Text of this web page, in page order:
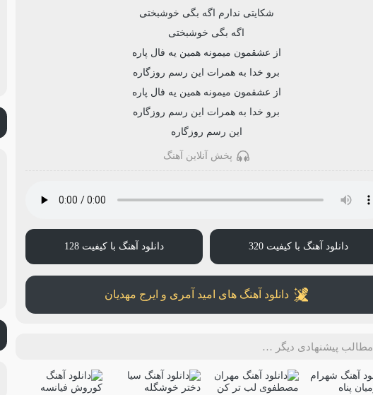
شکایتی ندارم اگه بگی خوشبختی
اگه بگی خوشبختی
از عشقمون میمونه همین یه فال پاره
برو خدا به همرات این رسم روزگاره
از عشقمون میمونه همین یه فال پاره
برو خدا به همرات این رسم روزگاره
این رسم روزگاره
پخش آنلاین آهنگ
دانلود آهنگ با کیفیت 320 دانلود آهنگ با کیفیت 128
دانلود آهنگ های امید آمری و ایرج مهدیان
مطالب پیشنهادی دیگر …